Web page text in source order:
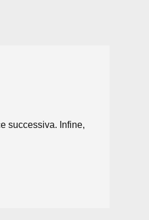
successiva. Infine,